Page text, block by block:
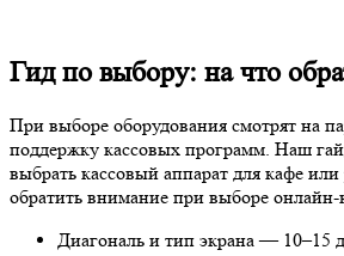
Гид по выбору: на что
При выборе оборудования смотрят на
поддержку кассовых программ. Наш
выбрать кассовый аппарат для кафе
обратить внимание при выборе онлайн-
Диагональ и тип экрана — 10–15